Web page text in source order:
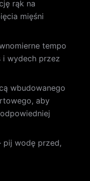
rąk na
mięśni
tempo
i wydech przez
wbudowanego
aby
pij wodę przed,